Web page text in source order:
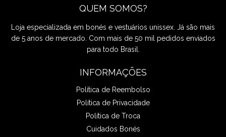
QUEM SOMOS?
Loja especializada em bonés e vestuários unissex. Já são mais
de 5 anos de mercado. Com mais de 50 mil pedidos enviados
para todo Brasil.
INFORMAÇÕES
Política de Reembolso
Política de Privacidade
Política de Troca
Cuidados Bonés